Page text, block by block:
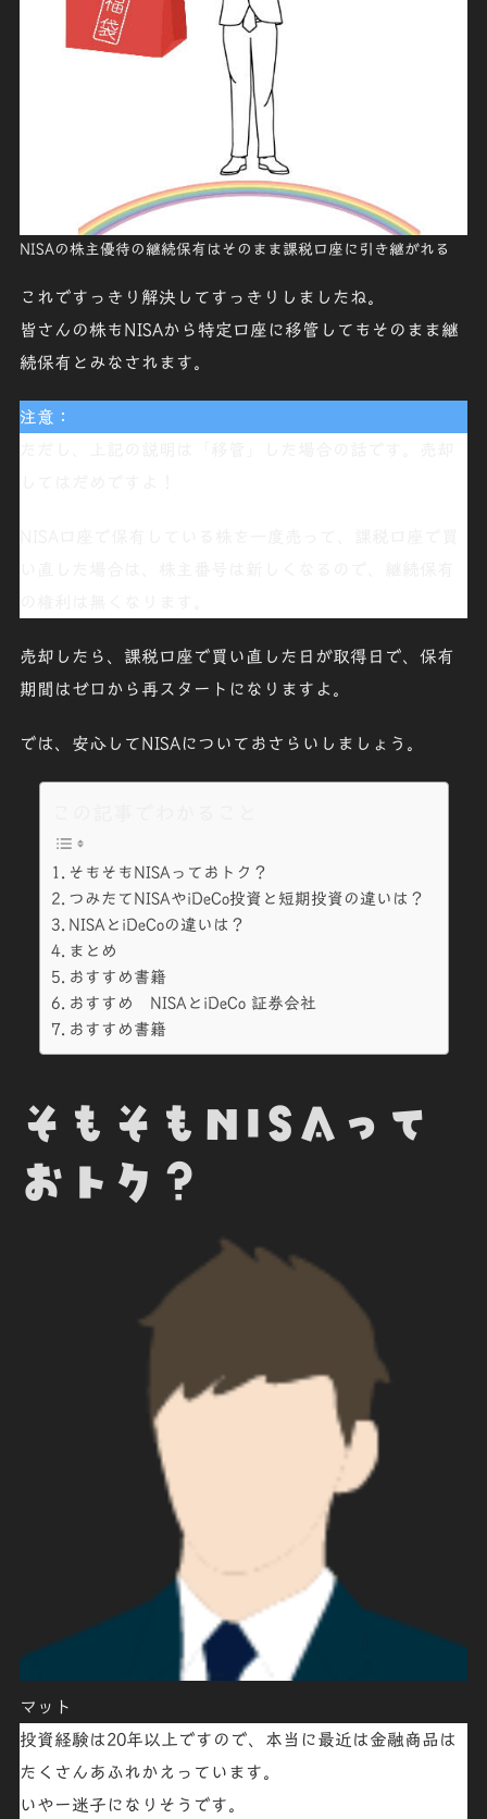
NISAの株主優待の継続保有はそのまま課税口座に引き継がれる
これですっきり解決してすっきりしましたね。
皆さんの株もNISAから特定口座に移管してもそのまま継
続保有とみなされます 。
注意：
売却したら、課税口座で買い直した日が取得日で、保有
期間はゼロから再スタートになりますよ。
では、安心してNISAについておさらいしましょう。
そもそもNISAっておトク？
つみたてNISAやiDeCo投資と短期投資の違いは？
NISAとiDeCoの違いは？
まとめ
おすすめ書籍
おすすめ NISAとiDeCo 証券会社
おすすめ書籍
そもそもNISAって
おトク？
マット
投資経験は20年以上ですので、本当に最近は金融商品は
たくさんあふれかえっています。
いやー迷子になりそうです。